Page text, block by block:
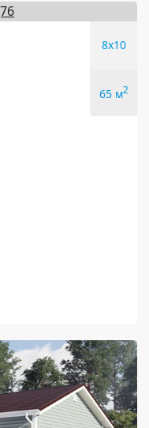
8x10
65 м2